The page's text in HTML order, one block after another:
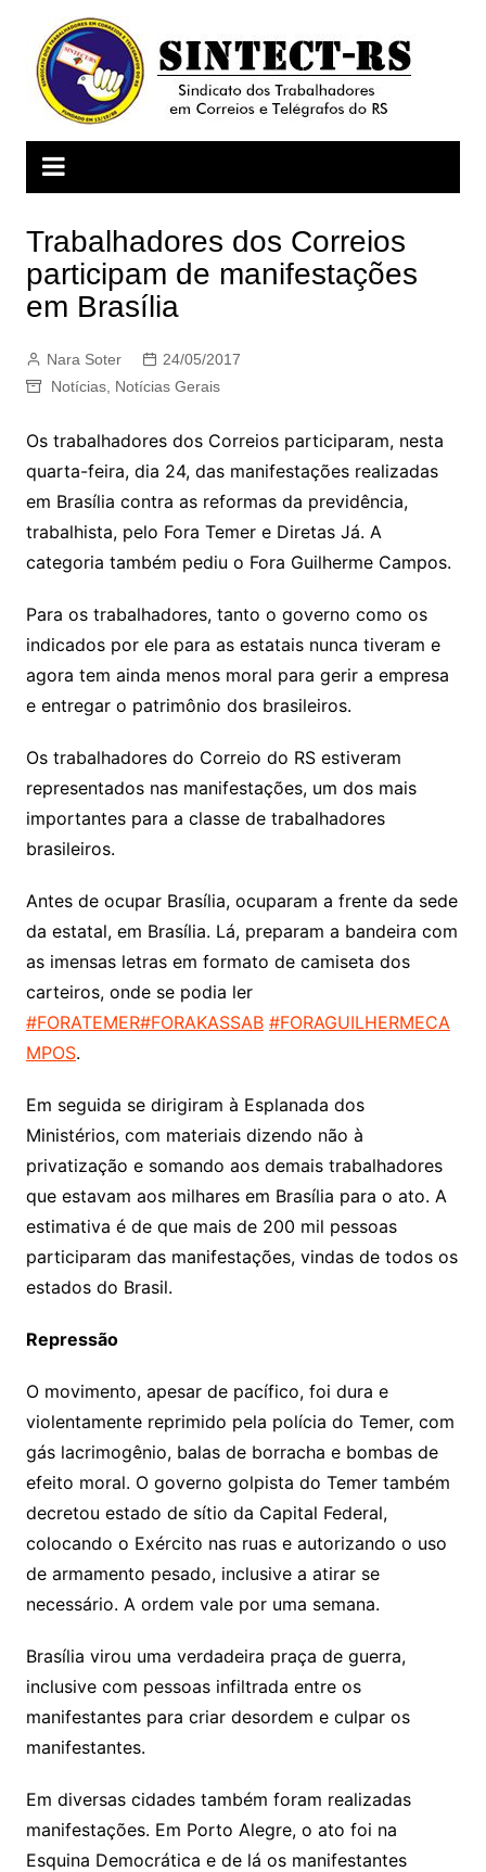
conteúdo
Trabalhadores dos Correios
participam de manifestações
em Brasília
Nara Soter
24/05/2017
Notícias, Notícias Gerais
Os trabalhadores dos Correios participaram, nesta
quarta-feira, dia 24, das manifestações realizadas
em Brasília contra as reformas da previdência,
trabalhista, pelo Fora Temer e Diretas Já. A
categoria também pediu o Fora Guilherme Campos.
Para os trabalhadores, tanto o governo como os
indicados por ele para as estatais nunca tiveram e
agora tem ainda menos moral para gerir a empresa
e entregar o patrimônio dos brasileiros.
Os trabalhadores do Correio do RS estiveram
representados nas manifestações, um dos mais
importantes para a classe de trabalhadores
brasileiros.
Antes de ocupar Brasília, ocuparam a frente da sede
da estatal, em Brasília. Lá, preparam a bandeira com
as imensas letras em formato de camiseta dos
carteiros, onde se podia ler
#FORATEMER#FORAKASSAB #FORAGUILHERMECA
MPOS.
Em seguida se dirigiram à Esplanada dos
Ministérios, com materiais dizendo não à
privatização e somando aos demais trabalhadores
que estavam aos milhares em Brasília para o ato. A
estimativa é de que mais de 200 mil pessoas
participaram das manifestações, vindas de todos os
estados do Brasil.
Repressão
O movimento, apesar de pacífico, foi dura e
violentamente reprimido pela polícia do Temer, com
gás lacrimogênio, balas de borracha e bombas de
efeito moral. O governo golpista do Temer também
decretou estado de sítio da Capital Federal,
colocando o Exército nas ruas e autorizando o uso
de armamento pesado, inclusive a atirar se
necessário. A ordem vale por uma semana.
Brasília virou uma verdadeira praça de guerra,
inclusive com pessoas infiltrada entre os
manifestantes para criar desordem e culpar os
manifestantes.
Em diversas cidades também foram realizadas
manifestações. Em Porto Alegre, o ato foi na
Esquina Democrática e de lá os manifestantes